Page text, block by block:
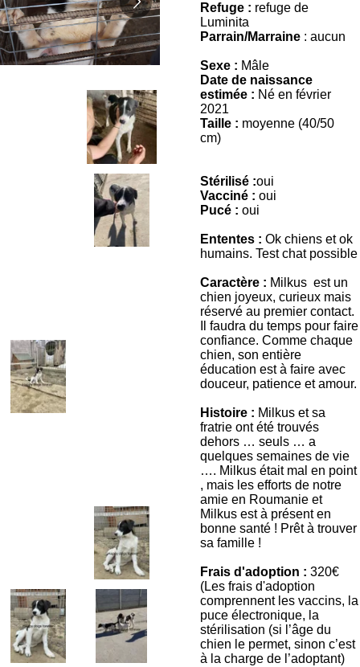
Refuge : refuge de
Luminita
Parrain/Marraine : aucun
Sexe : Mâle
Date de naissance
estimée : Né en février
2021
Taille : moyenne (40/50
cm)
Stérilisé :oui
Vacciné : oui
Pucé : oui
Ententes : Ok chiens et ok
humains. Test chat possible
Caractère : Milkus est un
chien joyeux, curieux mais
réservé au premier contact.
Il faudra du temps pour faire
confiance. Comme chaque
chien, son entière
éducation est à faire avec
douceur, patience et amour.
Histoire : Milkus et sa
fratrie ont été trouvés
dehors … seuls … a
quelques semaines de vie
…. Milkus était mal en point
, mais les efforts de notre
amie en Roumanie et
Milkus est à présent en
bonne santé ! Prêt à trouver
sa famille !
Frais d'adoption : 320€
(Les frais d'adoption
comprennent les vaccins, la
puce électronique, la
stérilisation (si l’âge du
chien le permet, sinon c’est
à la charge de l’adoptant)